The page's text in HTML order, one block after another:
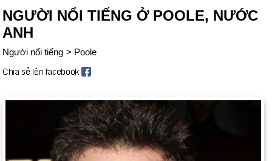
NGƯỜI NỔI TIẾNG Ở POOLE, NƯỚC
ANH
Người nổi tiếng > Poole